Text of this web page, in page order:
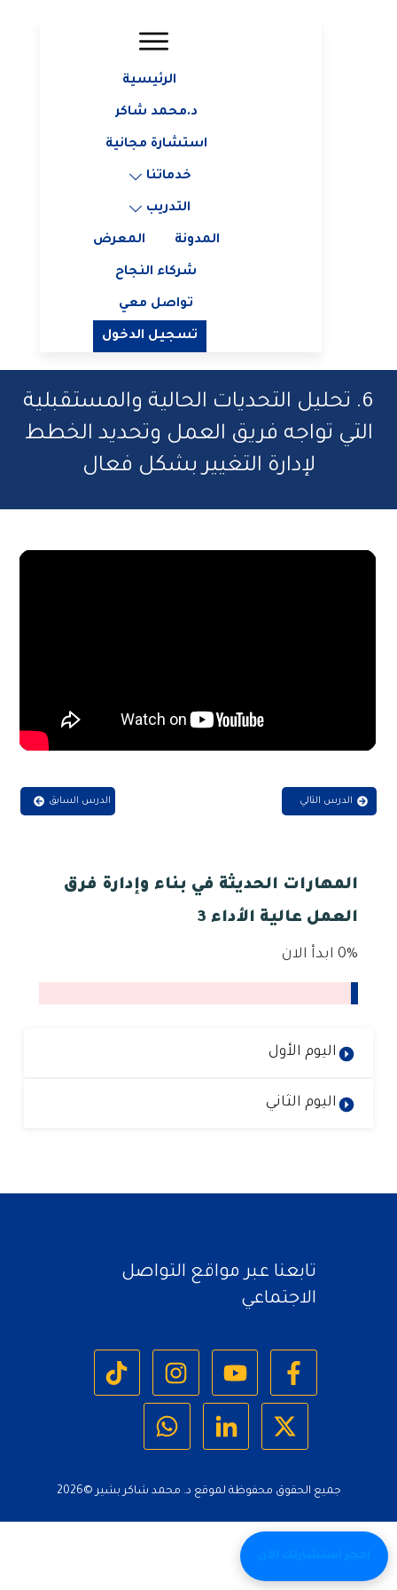
الرئيسية
د.محمد شاكر
استشارة مجانية
خدماتنا
التدريب
المدونة المعرض
شركاء النجاح
تواصل معي
تسجيل الدخول
6. تحليل التحديات الحالية والمستقبلية
التي تواجه فريق العمل وتحديد الخطط
لإدارة التغيير بشكل فعال
الدرس التالي الدرس السابق
المهارات الحديثة في بناء وإدارة فرق
العمل عالية الأداء 3
0% ابدأ الان
اليوم الأول
اليوم الثاني
تابعنا عبر مواقع التواصل
الاجتماعي
جميع الحقوق محفوظة لموقع د. محمد شاكر بشير ©2026
احجز استشارتك الآن